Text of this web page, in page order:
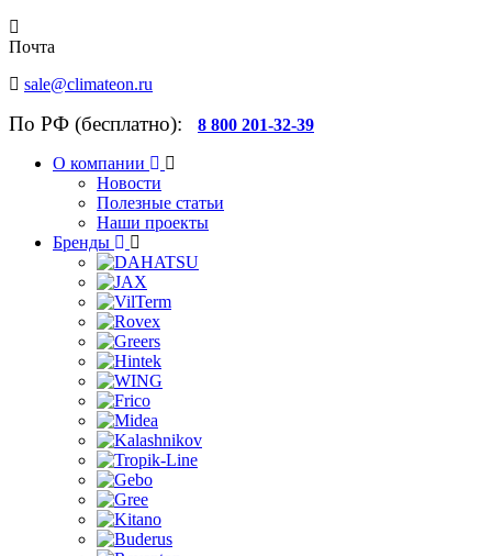
Почта
sale@climateon.ru
По РФ (бесплатно): 8 800 201-32-39
О компании
Новости
Полезные статьи
Наши проекты
Бренды